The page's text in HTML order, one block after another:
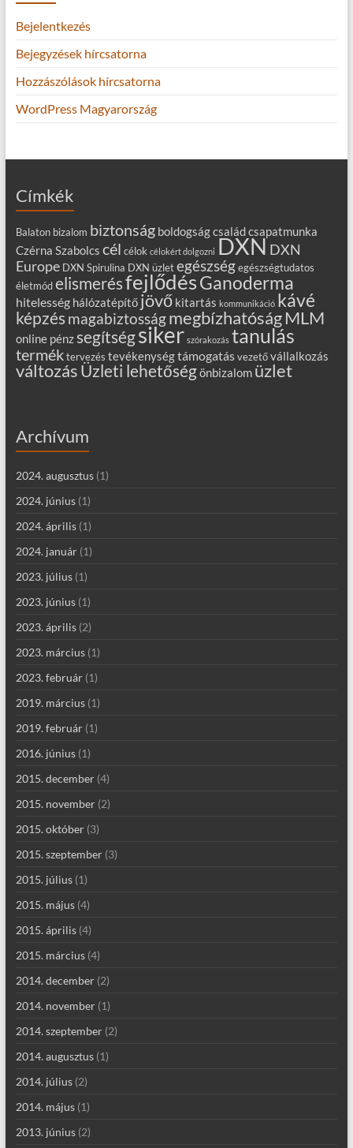
Bejelentkezés
Bejegyzések hírcsatorna
Hozzászólások hírcsatorna
WordPress Magyarország
Címkék
Balaton bizalom biztonság boldogságcsaládcsapatmunka
Czérna Szabolcs cél célok célokért dolgozni DXNDXN
Europe DXN Spirulina DXN üzlet egészség egészségtudatos
életmód elismerésfejlődésGanoderma
hitelesség hálózatépítő jövő kitartás kommunikáció kávé
képzésmagabiztosságmegbízhatóság MLM
online pénz segítségsiker szórakozás tanulás
termék tervezés tevékenységtámogatás vezető vállalkozás
változás Üzleti lehetőségönbizalom üzlet
Archívum
2024. augusztus(1)
2024. június(1)
2024. április(1)
2024. január(1)
2023. július(1)
2023. június(1)
2023. április(2)
2023. március(1)
2023. február(1)
2019. március(1)
2019. február(1)
2016. június(1)
2015. december(4)
2015. november(2)
2015. október(3)
2015. szeptember(3)
2015. július(1)
2015. május(4)
2015. április(4)
2015. március(4)
2014. december(2)
2014. november(1)
2014. szeptember(2)
2014. augusztus(1)
2014. július(2)
2014. május(1)
2013. június(2)